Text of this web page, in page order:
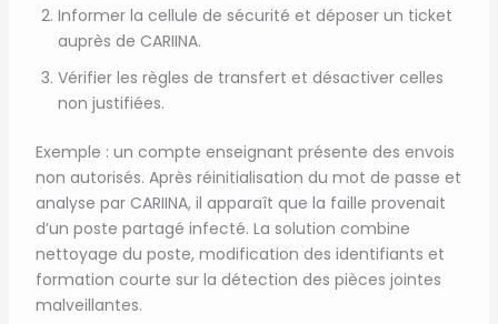
Informer la cellule de sécurité et déposer un ticket
auprès de CARIINA.
Vérifier les règles de transfert et désactiver celles
non justifiées.
Exemple : un compte enseignant présente des envois
non autorisés. Après réinitialisation du mot de passe et
analyse par CARIINA, il apparaît que la faille provenait
d’un poste partagé infecté. La solution combine
nettoyage du poste, modification des identifiants et
formation courte sur la détection des pièces jointes
malveillantes.